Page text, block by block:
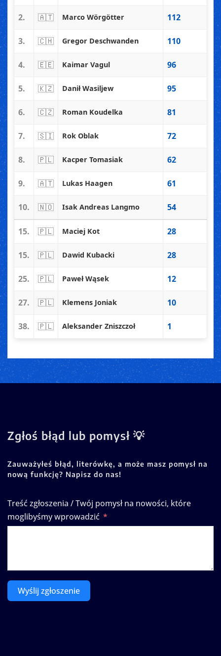
2. 🇦🇹 Marco Wörgötter 112
3. 🇨🇭 Gregor Deschwanden 110
4. 🇪🇪 Kaimar Vagul 96
5. 🇰🇿 Danił Wasiljew 95
6. 🇨🇿 Roman Koudelka 81
7. 🇸🇮 Rok Oblak 72
8. 🇵🇱 Kacper Tomasiak 62
9. 🇦🇹 Lukas Haagen 61
10. 🇳🇴 Isak Andreas Langmo 54
15. 🇵🇱 Maciej Kot 28
15. 🇵🇱 Dawid Kubacki 28
25. 🇵🇱 Paweł Wąsek 12
27. 🇵🇱 Klemens Joniak 10
38. 🇵🇱 Aleksander Zniszczoł 1
Zgłoś błąd lub pomysł 💡
Zauważyłeś błąd, literówkę, a może masz pomysł na
nową funkcję? Napisz do nas!
Treść zgłoszenia / Twój pomysł na nowości, które
moglibyśmy wprowadzić
Wyślij zgłoszenie